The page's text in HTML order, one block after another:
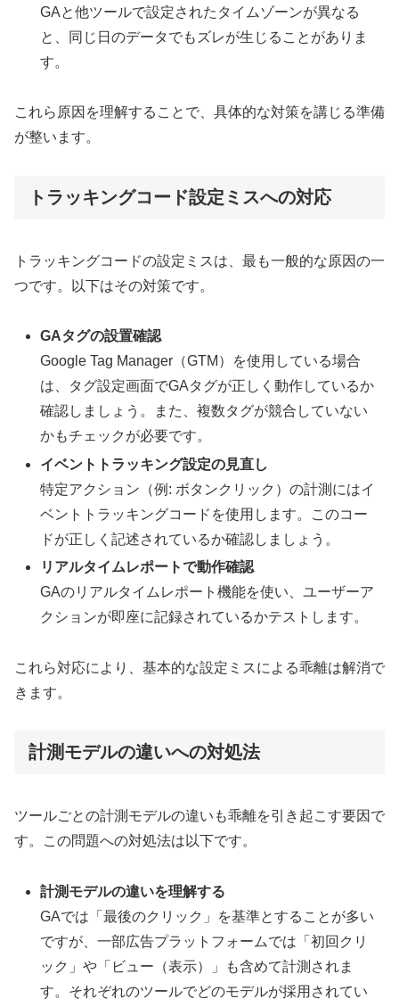
GAと他ツールで設定されたタイムゾーンが異なる
と、同じ日のデータでもズレが生じることがありま
す。
これら原因を理解することで、具体的な対策を講じる準備
が整います。
トラッキングコード設定ミスへの対応
トラッキングコードの設定ミスは、最も一般的な原因の一
つです。以下はその対策です。
GAタグの設置確認
Google Tag Manager（GTM）を使用している場合
は、タグ設定画面でGAタグが正しく動作しているか
確認しましょう。また、複数タグが競合していない
かもチェックが必要です。
イベントトラッキング設定の見直し
特定アクション（例: ボタンクリック）の計測にはイ
ベントトラッキングコードを使用します。このコー
ドが正しく記述されているか確認しましょう。
リアルタイムレポートで動作確認
GAのリアルタイムレポート機能を使い、ユーザーア
クションが即座に記録されているかテストします。
これら対応により、基本的な設定ミスによる乖離は解消で
きます。
計測モデルの違いへの対処法
ツールごとの計測モデルの違いも乖離を引き起こす要因で
す。この問題への対処法は以下です。
計測モデルの違いを理解する
GAでは「最後のクリック」を基準とすることが多い
ですが、一部広告プラットフォームでは「初回クリ
ック」や「ビュー（表示）」も含めて計測されま
す。それぞれのツールでどのモデルが採用されてい